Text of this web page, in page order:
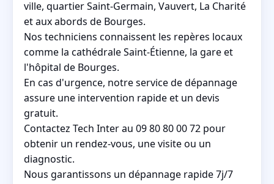
ville, quartier Saint-Germain, Vauvert, La Charité
et aux abords de Bourges.
Nos techniciens connaissent les repères locaux
comme la cathédrale Saint-Étienne, la gare et
l'hôpital de Bourges.
En cas d'urgence, notre service de dépannage
assure une intervention rapide et un devis
gratuit.
Contactez Tech Inter au 09 80 80 00 72 pour
obtenir un rendez-vous, une visite ou un
diagnostic.
Nous garantissons un dépannage rapide 7j/7